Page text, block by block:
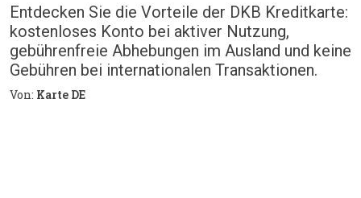
Kreditkarte
Investitionen
immobilienmarktes
Enter drücken zum Suchen oder ESC zum
Schließen.
Entdecken Sie die Vorteile der DKB Kreditkarte:
kostenloses Konto bei aktiver Nutzung,
gebührenfreie Abhebungen im Ausland und keine
Gebühren bei internationalen Transaktionen.
Von: Karte DE